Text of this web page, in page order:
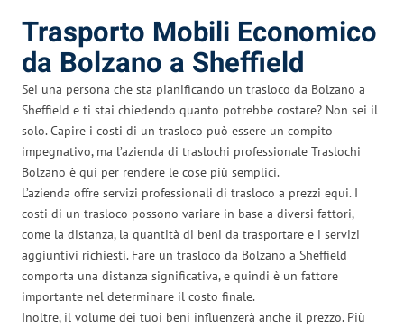
Trasporto Mobili Economico
da Bolzano a Sheffield
Sei una persona che sta pianificando un trasloco da Bolzano a
Sheffield e ti stai chiedendo quanto potrebbe costare? Non sei il
solo. Capire i costi di un trasloco può essere un compito
impegnativo, ma l’azienda di traslochi professionale Traslochi
Bolzano è qui per rendere le cose più semplici.
L’azienda offre servizi professionali di trasloco a prezzi equi. I
costi di un trasloco possono variare in base a diversi fattori,
come la distanza, la quantità di beni da trasportare e i servizi
aggiuntivi richiesti. Fare un trasloco da Bolzano a Sheffield
comporta una distanza significativa, e quindi è un fattore
importante nel determinare il costo finale.
Inoltre, il volume dei tuoi beni influenzerà anche il prezzo. Più